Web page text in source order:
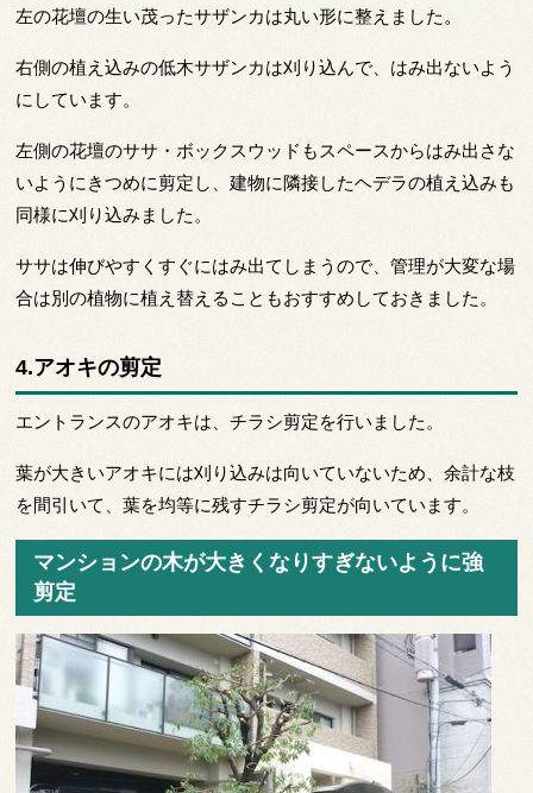
左の花壇の生い茂ったサザンカは丸い形に整えました。
右側の植え込みの低木サザンカは刈り込んで、はみ出ないよう
にしています。
左側の花壇のササ・ボックスウッドもスペースからはみ出さな
いようにきつめに剪定し、建物に隣接したヘデラの植え込みも
同様に刈り込みました。
ササは伸びやすくすぐにはみ出てしまうので、管理が大変な場
合は別の植物に植え替えることもおすすめしておきました。
4.アオキの剪定
エントランスのアオキは、チラシ剪定を行いました。
葉が大きいアオキには刈り込みは向いていないため、余計な枝
を間引いて、葉を均等に残すチラシ剪定が向いています。
マンションの木が大きくなりすぎないように強
剪定